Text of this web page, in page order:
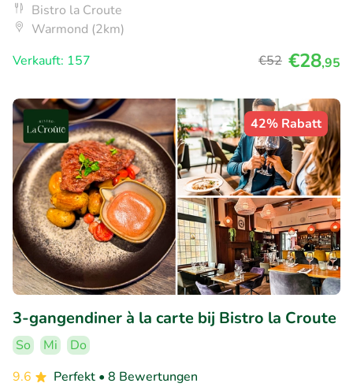
Bistro la Croute
Warmond (2km)
Verkauft: 157
€52 €28,95
42% Rabatt
3-gangendiner à la carte bij Bistro la Croute
So Mi
Do
9.6
Perfekt • 8 Bewertungen